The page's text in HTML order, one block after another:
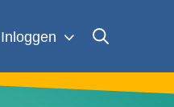
Inloggen